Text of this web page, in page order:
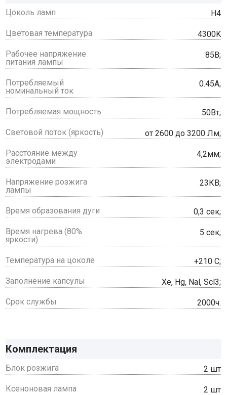
Цоколь ламп H4
Цветовая температура 4300K
Рабочее напряжение
питания лампы
85В;
Потребляемый
номинальный ток
0.45А;
Потребляемая мощность 50Вт;
Световой поток (яркость) от 2600 до 3200 Лм;
Расстояние между
электродами
4,2мм;
Напряжение розжига
лампы
23КВ;
Время образования дуги 0,3 сек;
Время нагрева (80%
яркости)
5 сек;
Температура на цоколе +210 С;
Заполнение капсулы Xe, Hg, Nal, Scl3;
Срок службы 2000ч.
Комплектация
Блок розжига 2 шт
Ксеноновая лампа 2 шт